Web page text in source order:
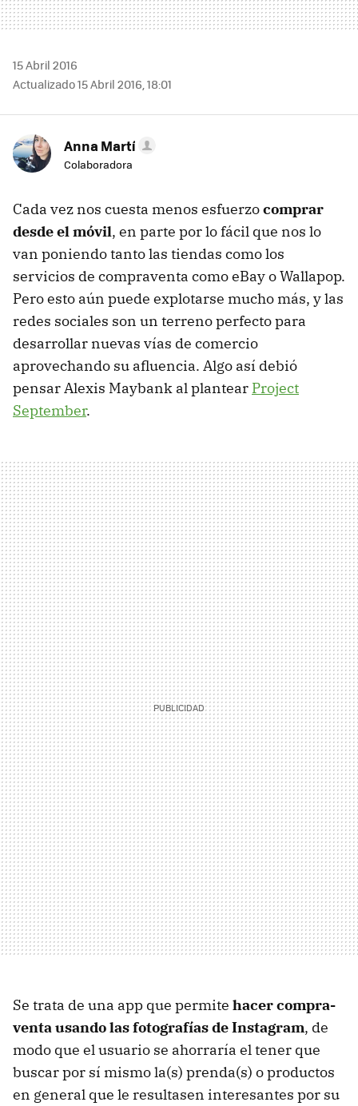
15 Abril 2016
Actualizado 15 Abril 2016, 18:01
Anna Martí
Colaboradora
Cada vez nos cuesta menos esfuerzocomprar
desde el móvil, en parte por lo fácil que nos lo
van poniendo tanto las tiendas como los
servicios de compraventa como eBay o Wallapop.
Pero esto aún puede explotarse mucho más, y las
redes sociales son un terreno perfecto para
desarrollar nuevas vías de comercio
aprovechando su afluencia. Algo así debió
pensar Alexis Maybank al plantear Project
September.
Se trata de una app que permite hacer compra-
venta usando las fotografías de Instagram, de
modo que el usuario se ahorraría el tener que
buscar por sí mismo la(s) prenda(s) o productos
en general que le resultasen interesantes por su